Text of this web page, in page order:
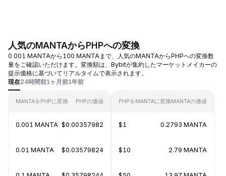
人気のMANTAからPHPへの変換
0.001 MANTAから100 MANTAまで、人気のMANTAからPHPへの変換数
量をご確認いただけます。変換額は、Bybitが集約したマーケットメイカーの
提示価格に基づいてリアルタイムで表示されます。
現在24時間前1ヶ月前1年前
MANTAをPHPに変換 PHPの価値
0.001 MANTA $0.00357982
0.01 MANTA $0.03579824
PHPをMANTAに変換MANTAの価値
$1 0.2793 MANTA
$10 2.79 MANTA